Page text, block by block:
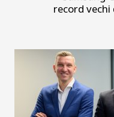
record vechi